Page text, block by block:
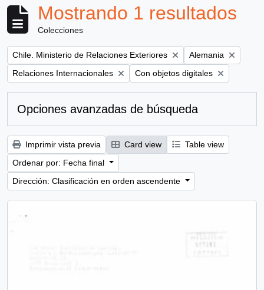
Mostrando 1 resultados
Colecciones
Remove filter:
Chile. Ministerio de Relaciones Exteriores Remove filter:
Alemania
Remove filter:
Relaciones Internacionales Remove filter:
Con objetos digitales
Opciones avanzadas de búsqueda
Imprimir vista previa Card view
Table view
Ordenar por: Fecha final
Dirección: Clasificación en orden ascendente